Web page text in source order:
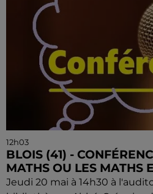
12h03
BLOIS (41) -
MATHS OU LES MATHS
Jeudi 20 mai à 14h30 à